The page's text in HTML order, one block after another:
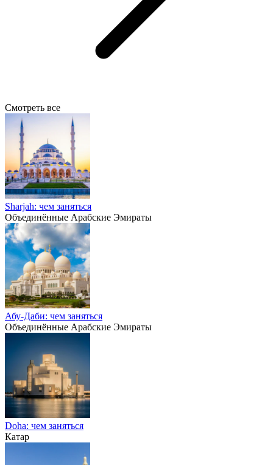
Смотреть все
Sharjah: чем заняться
Объединённые Арабские Эмираты
Абу-Даби: чем заняться
Объединённые Арабские Эмираты
Doha: чем заняться
Катар